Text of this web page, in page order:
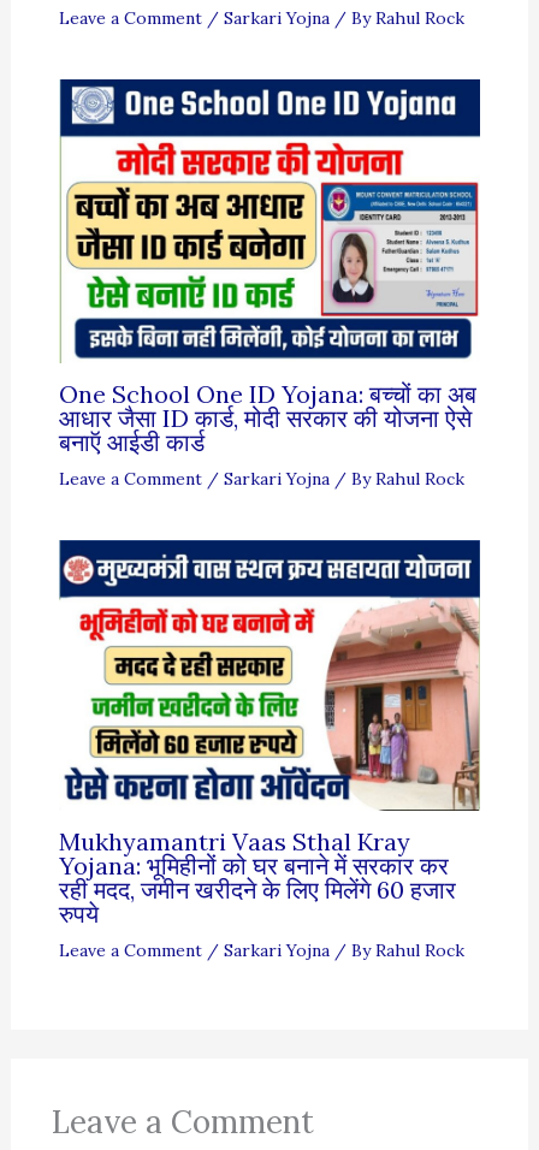
Leave a Comment / Sarkari Yojna/ ByRahul Rock
One School One ID Yojana: बच्चों का अब
आधार जैसा ID कार्ड, मोदी सरकार की योजना ऐसे
बनाऍ आईडी कार्ड
Leave a Comment / Sarkari Yojna/ ByRahul Rock
Mukhyamantri Vaas Sthal Kray
Yojana: भूमिहीनों को घर बनाने में सरकार कर
रही मदद, जमीन खरीदने के लिए मिलेंगे 60 हजार
रुपये
Leave a Comment / Sarkari Yojna/ ByRahul Rock
Leave a Comment